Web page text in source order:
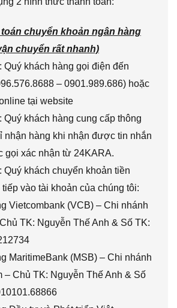
toán chuyển khoản ngân hàng
chuyển rất nhanh)
Quý khách hàng gọi điện đến
– 0901.989.686) hoặc
tại website
khách hàng cung cấp thông
nhận hàng khi nhận được tin nhắn
gọi xác nhận từ 24KARA.
Quý khách chuyển khoản tiền
tiếp vào tài khoản của chúng tôi:
Vietcombank (VCB) – Chi nhánh
TK: Nguyễn Thế Anh & Số TK:
MaritimeBank (MSB) – Chi nhánh
– Chủ TK: Nguyễn Thế Anh & Số